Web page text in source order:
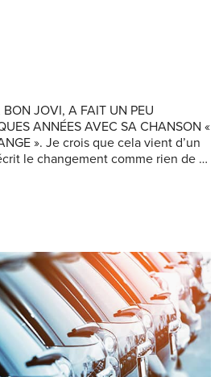
JOVI, A FAIT UN PEU
ANNÉES AVEC SA CHANSON «
». Je crois que cela vient d’un
le changement comme rien de …